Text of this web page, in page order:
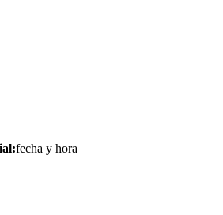
fecha y hora